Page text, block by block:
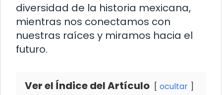
diversidad de la historia mexicana,
mientras nos conectamos con
nuestras raíces y miramos hacia el
futuro.
Ver el Índice del Artículo ocultar